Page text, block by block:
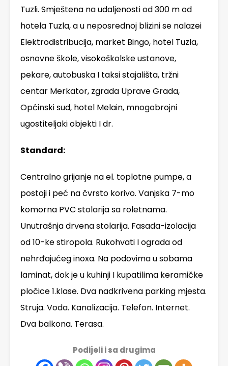
Tuzli. Smještena na udaljenosti od 300 m od
hotela Tuzla, a u neposrednoj blizini se nalazei
Elektrodistribucija, market Bingo, hotel Tuzla,
osnovne škole, visokoškolske ustanove,
pekare, autobuska I taksi stajališta, tržni
centar Merkator, zgrada Uprave Grada,
Općinski sud, hotel Melain, mnogobrojni
ugostiteljaki objekti I dr.
Standard:
Centralno grijanje na el. toplotne pumpe, a
postoji i peć na čvrsto korivo. Vanjska 7-mo
komorna PVC stolarija sa roletnama.
Unutrašnja drvena stolarija. Fasada-izolacija
od 10-ke stiropola. Rukohvati I ograda od
nehrđajućeg inoxa. Na podovima u sobama
laminat, dok je u kuhinji I kupatilima keramičke
pločice 1.klase. Dva nadkrivena parking mjesta.
Struja. Voda. Kanalizacija. Telefon. Internet.
Dva balkona. Terasa.
Podijeli i sa drugima